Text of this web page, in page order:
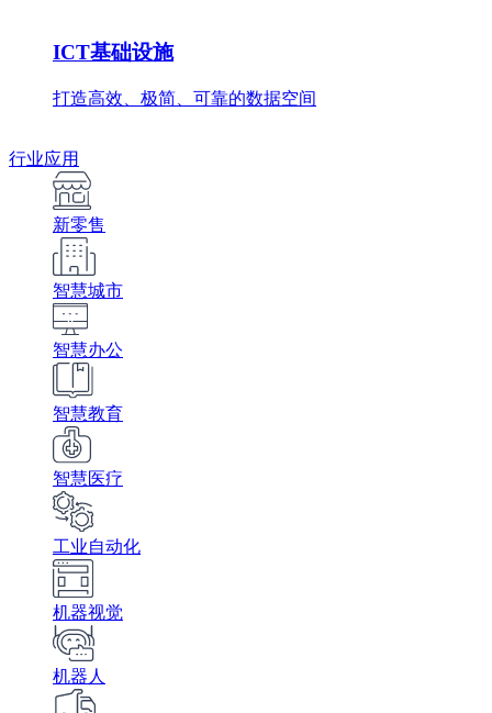
ICT基础设施
打造高效、极简、可靠的数据空间
行业应用
新零售
智慧城市
智慧办公
智慧教育
智慧医疗
工业自动化
机器视觉
机器人